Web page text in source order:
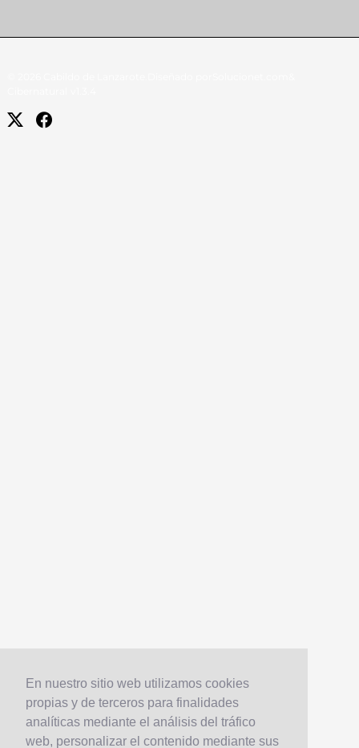
En nuestro sitio web utilizamos cookies
propias y de terceros para finalidades
analíticas mediante el análisis del tráfico
web, personalizar el contenido mediante sus